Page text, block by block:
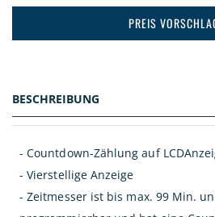
PREIS
BESCHREIBUNG
- Countdown-Zählung auf
- Vierstellige Anzeige
- Zeitmesser ist bis max. 99 Min.